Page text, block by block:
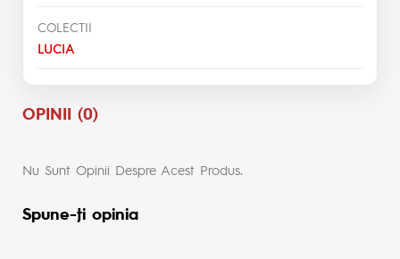
COLECTII
LUCIA
OPINII (0)
Nu Sunt Opinii Despre Acest Produs.
Spune-ţi opinia